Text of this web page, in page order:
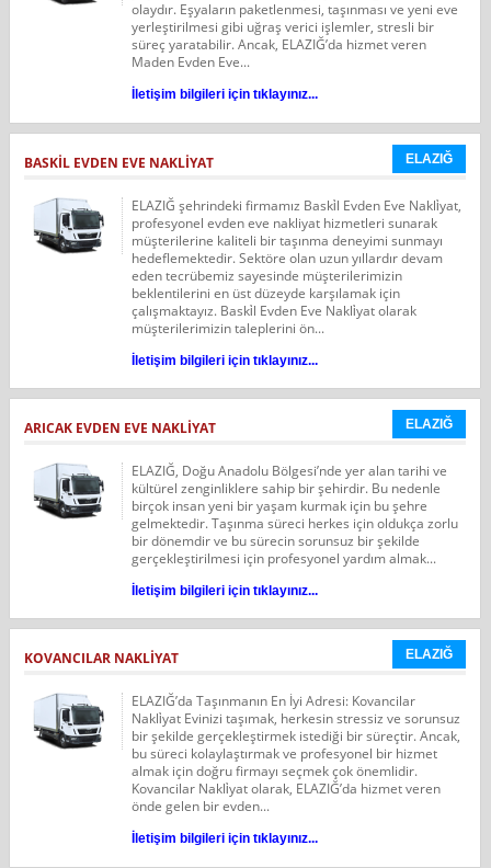
olaydır. Eşyaların paketlenmesi, taşınması ve yeni eve
yerleştirilmesi gibi uğraş verici işlemler, stresli bir
süreç yaratabilir. Ancak, ELAZIĞ’da hizmet veren
Maden Evden Eve...
İletişim bilgileri için tıklayınız...
BASKİL EVDEN EVE NAKLİYAT ELAZIĞ
ELAZIĞ şehrindeki firmamız Baski̇l Evden Eve Nakli̇yat,
profesyonel evden eve nakliyat hizmetleri sunarak
müşterilerine kaliteli bir taşınma deneyimi sunmayı
hedeflemektedir. Sektöre olan uzun yıllardır devam
eden tecrübemiz sayesinde müşterilerimizin
beklentilerini en üst düzeyde karşılamak için
çalışmaktayız. Baski̇l Evden Eve Nakli̇yat olarak
müşterilerimizin taleplerini ön...
İletişim bilgileri için tıklayınız...
ARICAK EVDEN EVE NAKLİYAT ELAZIĞ
ELAZIĞ, Doğu Anadolu Bölgesi’nde yer alan tarihi ve
kültürel zenginliklere sahip bir şehirdir. Bu nedenle
birçok insan yeni bir yaşam kurmak için bu şehre
gelmektedir. Taşınma süreci herkes için oldukça zorlu
bir dönemdir ve bu sürecin sorunsuz bir şekilde
gerçekleştirilmesi için profesyonel yardım almak...
İletişim bilgileri için tıklayınız...
KOVANCILAR NAKLİYAT ELAZIĞ
ELAZIĞ’da Taşınmanın En İyi Adresi: Kovancilar
Nakli̇yat Evinizi taşımak, herkesin stressiz ve sorunsuz
bir şekilde gerçekleştirmek istediği bir süreçtir. Ancak,
bu süreci kolaylaştırmak ve profesyonel bir hizmet
almak için doğru firmayı seçmek çok önemlidir.
Kovancilar Nakli̇yat olarak, ELAZIĞ’da hizmet veren
önde gelen bir evden...
İletişim bilgileri için tıklayınız...